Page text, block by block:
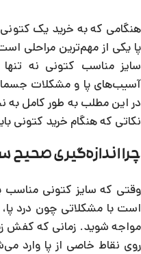
هنگامی که به خرید یک کتونی
پا یکی از مهم‌ترین مراحلی
سایز مناسب کتونی نه
آسیب‌های پا و مشکلات
در این مطلب به طور کامل به
نکاتی که هنگام خرید کتونی
چرا اندازه‌گیری صحیح
وقتی که سایز کتونی مناسب
است با مشکلاتی چون درد
مواجه شوید. زمانی که کفش
روی نقاط خاصی از پا